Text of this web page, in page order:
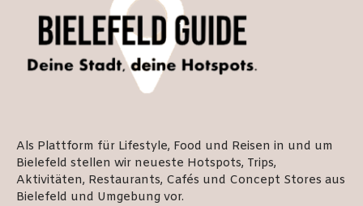
Als Plattform für Lifestyle, Food und Reisen in und um
Bielefeld stellen wir neueste Hotspots, Trips,
Aktivitäten, Restaurants, Cafés und Concept Stores aus
Bielefeld und Umgebung vor.